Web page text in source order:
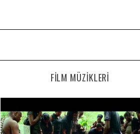
FILM MÜZIKLERI